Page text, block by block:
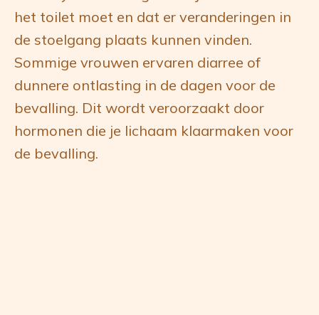
het toilet moet en dat er veranderingen in
de stoelgang plaats kunnen vinden.
Sommige vrouwen ervaren diarree of
dunnere ontlasting in de dagen voor de
bevalling. Dit wordt veroorzaakt door
hormonen die je lichaam klaarmaken voor
de bevalling.